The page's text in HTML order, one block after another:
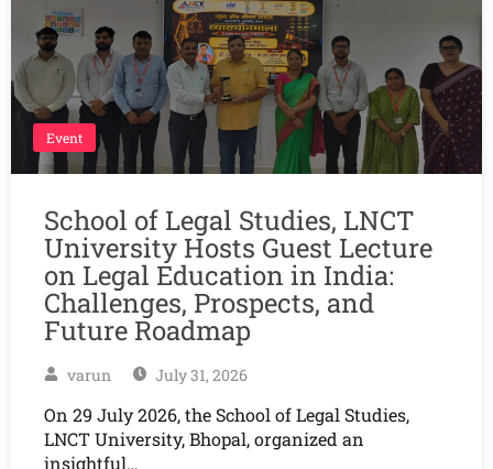
Event
School of Legal Studies, LNCT
University Hosts Guest Lecture
on Legal Education in India:
Challenges, Prospects, and
Future Roadmap
varun July 31, 2026
On 29 July 2026, the School of Legal Studies,
LNCT University, Bhopal, organized an
insightful…